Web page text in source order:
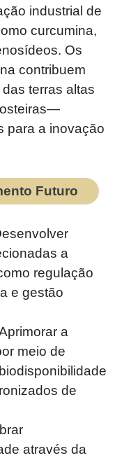
industrial de
curcumina,
Os
contribuem
terras altas
para a inovação
Futuro
a
regulação
e gestão
a
meio de
de
através da